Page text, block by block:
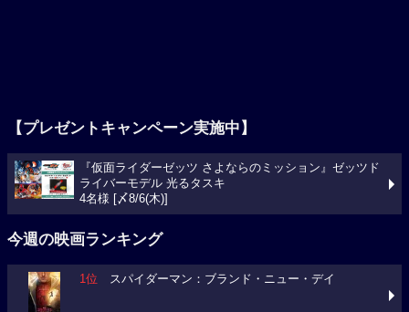
【プレゼントキャンペーン実施中】
『仮面ライダーゼッツ さよならのミッション』ゼッツド
ライバーモデル 光るタスキ
4名様 [〆8/6(木)]
今週の映画ランキング
1位 スパイダーマン：ブランド・ニュー・デイ